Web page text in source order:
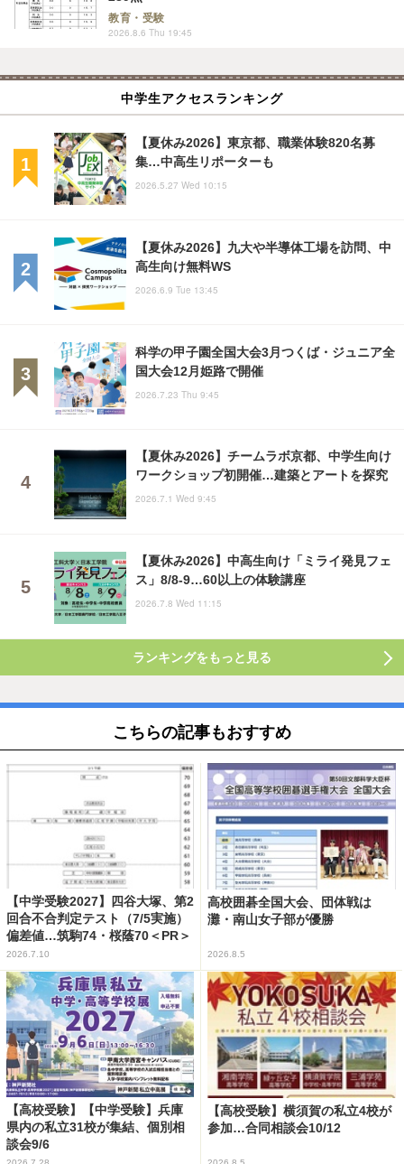
教育・受験
2026.8.6 Thu 19:45
中学生アクセスランキング
【夏休み2026】東京都、職業体験820名募
集…中高生リポーターも
2026.5.27 Wed 10:15
【夏休み2026】九大や半導体工場を訪問、中
高生向け無料WS
2026.6.9 Tue 13:45
科学の甲子園全国大会3月つくば・ジュニア全
国大会12月姫路で開催
2026.7.23 Thu 9:45
【夏休み2026】チームラボ京都、中学生向け
ワークショップ初開催…建築とアートを探究
2026.7.1 Wed 9:45
【夏休み2026】中高生向け「ミライ発見フェ
ス」8/8-9…60以上の体験講座
2026.7.8 Wed 11:15
ランキングをもっと見る
こちらの記事もおすすめ
【中学受験2027】四谷大塚、第2
回合不合判定テスト（7/5実施）
偏差値…筑駒74・桜蔭70＜PR＞
2026.7.10
高校囲碁全国大会、団体戦は
灘・南山女子部が優勝
2026.8.5
【高校受験】【中学受験】兵庫
県内の私立31校が集結、個別相
談会9/6
【高校受験】横須賀の私立4校が
参加…合同相談会10/12